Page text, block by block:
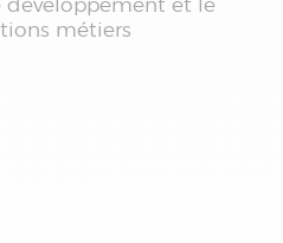
développement et le
métiers